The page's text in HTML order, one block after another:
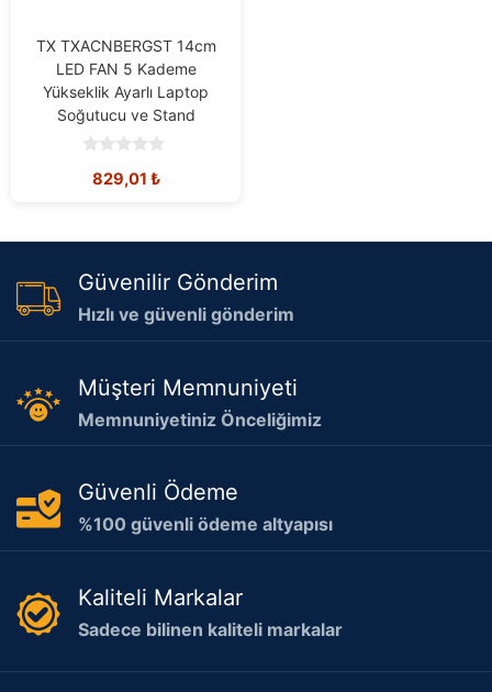
TX TXACNBERGST 14cm
LED FAN 5 Kademe
Yükseklik Ayarlı Laptop
Soğutucu ve Stand
f
829,01 ₺
Güvenilir Gönderim
Hızlı ve güvenli gönderim
Müşteri Memnuniyeti
Memnuniyetiniz Önceliğimiz
Güvenli Ödeme
%100 güvenli ödeme altyapısı
Kaliteli Markalar
Sadece bilinen kaliteli markalar